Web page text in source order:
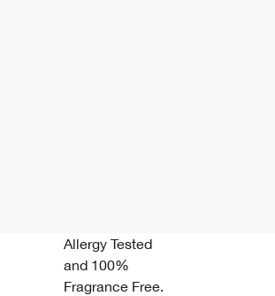
Allergy Tested
and 100%
Fragrance Free.